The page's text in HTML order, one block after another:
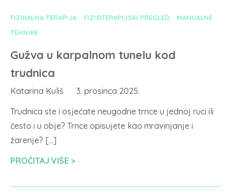
FIZIKALNA TERAPIJA FIZIOTERAPIJSKI PREGLED
MANUALNE
TEHNIKE
Gužva u karpalnom tunelu kod
trudnica
Katarina Kuliš
3. prosinca 2025.
Trudnica ste i osjećate neugodne trnce u jednoj ruci ili
često i u obje? Trnce opisujete kao mravinjanje i
žarenje? […]
PROČITAJ VIŠE